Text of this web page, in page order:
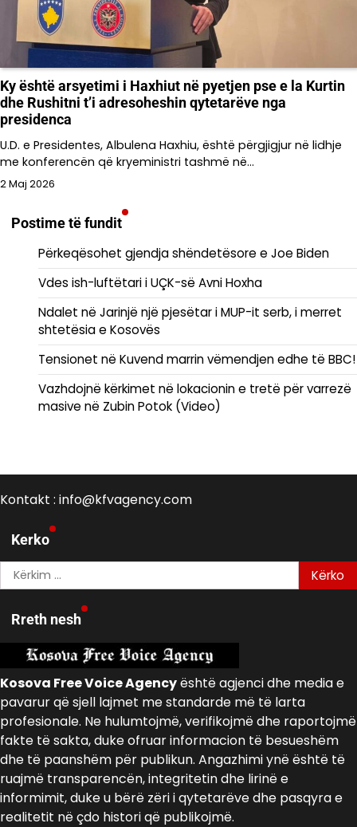
Ky është arsyetimi i Haxhiut në pyetjen pse e la Kurtin
dhe Rushitni t’i adresoheshin qytetarëve nga
presidenca
U.D. e Presidentes, Albulena Haxhiu, është përgjigjur në lidhje
me konferencën që kryeministri tashmë në…
2 Maj 2026
Postime të fundit
Përkeqësohet gjendja shëndetësore e Joe Biden
Vdes ish-luftëtari i UÇK-së Avni Hoxha
Ndalet në Jarinjë një pjesëtar i MUP-it serb, i merret
shtetësia e Kosovës
Tensionet në Kuvend marrin vëmendjen edhe të BBC!
Vazhdojnë kërkimet në lokacionin e tretë për varrezë
masive në Zubin Potok (Video)
Kontakt : info@kfvagency.com
Kerko
Kërko
për:
Rreth nesh
Kosova Free Voice Agencyështë agjenci dhe media e
pavarur që sjell lajmet me standarde më të larta
profesionale. Ne hulumtojmë, verifikojmë dhe raportojmë
fakte të sakta, duke ofruar informacion të besueshëm
dhe të paanshëm për publikun. Angazhimi ynë është të
ruajmë transparencën, integritetin dhe lirinë e
informimit, duke u bërë zëri i qytetarëve dhe pasqyra e
realitetit në çdo histori që publikojmë.